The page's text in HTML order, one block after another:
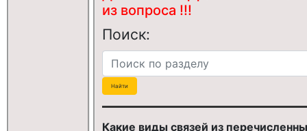
из вопроса !!!
Поиск:
Какие виды связей из